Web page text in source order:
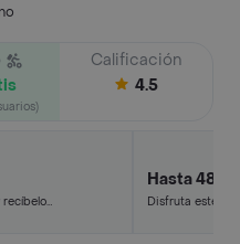
Calificación
4.5
Hasta 48%
Disfruta este